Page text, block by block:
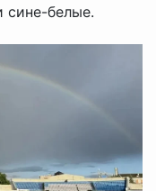
сине-белые.